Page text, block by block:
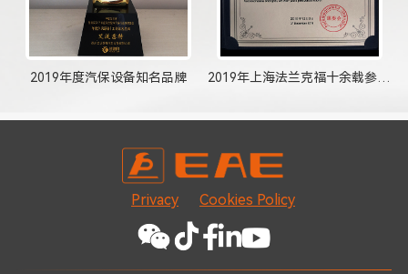
2019年度汽保设备知名品牌
Privacy Cookies Policy